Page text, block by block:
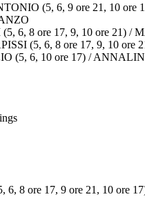
(5, 6, 9 ore 21, 10 ore
6, 8 ore 17, 9, 10 ore 21) /
(5, 6, 8 ore 17, 9, 10 ore
(5, 6, 10 ore 17) /
8 ore 17, 9 ore 21, 10 ore